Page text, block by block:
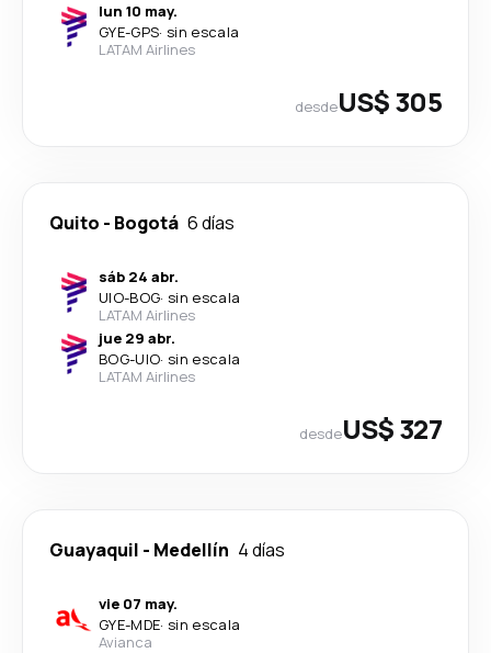
lun 10 may.
GYE-GPS· sin escala
LATAM Airlines
desdeUS$ 305
Quito - Bogotá 6 días
sáb 24 abr.
UIO-BOG· sin escala
LATAM Airlines
jue 29 abr.
BOG-UIO· sin escala
LATAM Airlines
desdeUS$ 327
Guayaquil - Medellín 4 días
vie 07 may.
GYE-MDE· sin escala
Avianca